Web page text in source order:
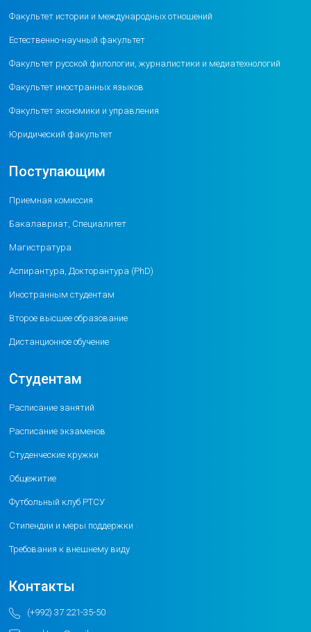
Факультет истории и международных отношений
Естественно-научный факультет
Факультет русской филологии, журналистики и медиатехнологий
Факультет иностранных языков
Факультет экономики и управления
Юридический факультет
Поступающим
Приемная комиссия
Бакалавриат, Специалитет
Магистратура
Аспирантура, Докторантура (PhD)
Иностранным студентам
Второе высшее образование
Дистанционное обучение
Студентам
Расписание занятий
Расписание экзаменов
Студенческие кружки
Общежитие
Футбольный клуб РТСУ
Стипендии и меры поддержки
Требования к внешнему виду
Контакты
(+992) 37 221-35-50